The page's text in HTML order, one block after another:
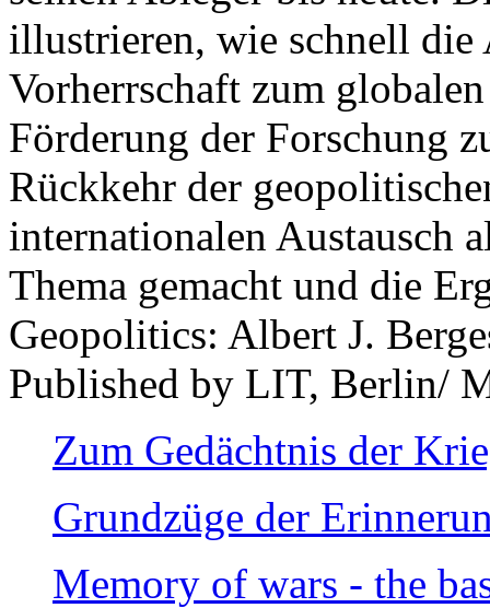
illustrieren, wie schnell die
Vorherrschaft zum
Förderung der Forschung
Rückkehr der
internationalen Austausch
Thema gemacht und die
Geopolitics: Albert J.
Published by LIT, Berlin/
Zum Gedächtnis der
Grundzüge der
Memory of wars - the